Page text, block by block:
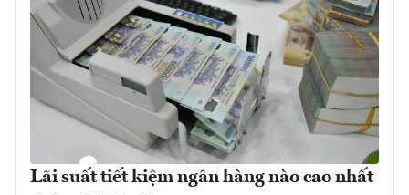
Lãi suất tiết kiệm ngân hàng nào cao nhất